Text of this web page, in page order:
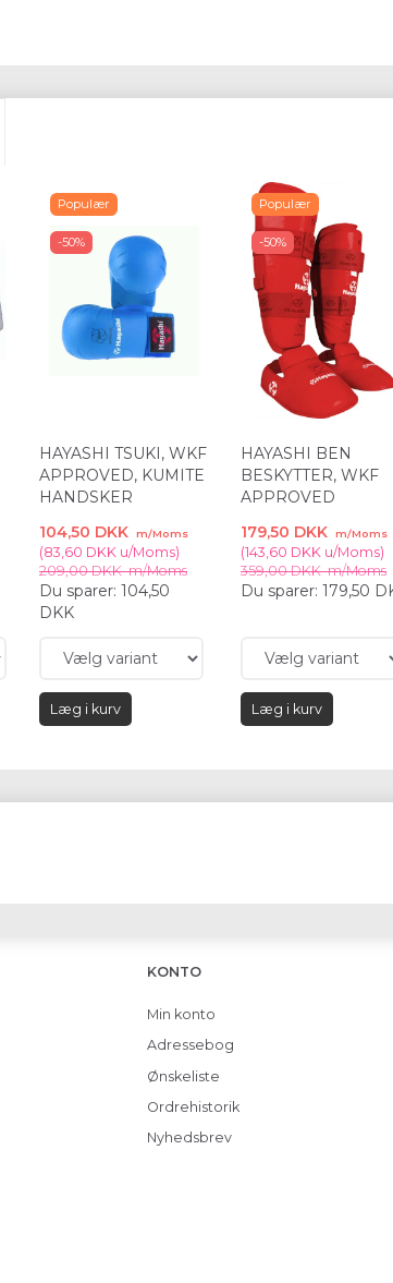
Populær
-50%
HAYASHI TSUKI, WKF
APPROVED, KUMITE
HANDSKER
104,50 DKK
m/Moms
(83,60 DKK u/Moms)
209,00 DKKm/Moms
Du sparer: 104,50
DKK
Læg i kurv
Populær
-50%
HAYASHI BEN
BESKYTTER, WKF
APPROVED
179,50 DKK
m/Moms
(143,60 DKK u/Moms)
359,00 DKKm/Moms
Du sparer: 179,50
Læg i kurv
KONTO
Min konto
Adressebog
Ønskeliste
Ordrehistorik
Nyhedsbrev